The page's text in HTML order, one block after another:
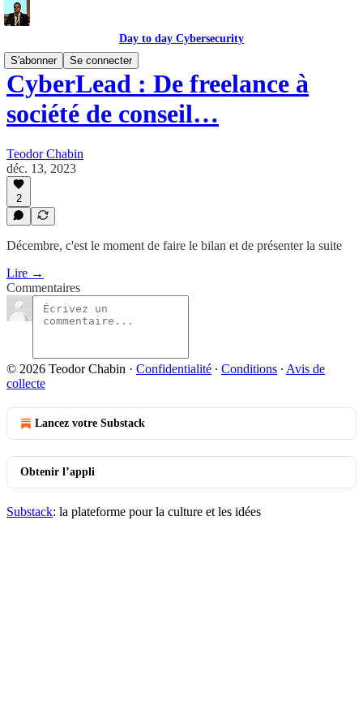
Day to day Cybersecurity
S'abonner
Se connecter
CyberLead : De freelance à
société de conseil…
Teodor Chabin
déc. 13, 2023
2
Décembre, c'est le moment de faire le bilan et de présenter la suite
Lire →
Commentaires
© 2026 Teodor Chabin · Confidentialité ∙ Conditions ∙ Avis de
collecte
Lancez votre Substack
Obtenir l’appli
Substack: la plateforme pour la culture et les idées